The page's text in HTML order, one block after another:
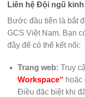
Liên hệ Đội ngũ
Bước đầu tiên là bắt
GCS Việt Nam. Bạn
đây để có thể kết nối:
Trang web: Truy
Workspace“
Điều đặc biệt khi